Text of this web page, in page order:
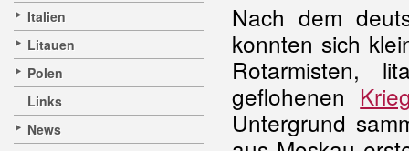
Italien
Litauen
Polen
Links
News
Nach dem
konnten sich
Rotarmisten,
geflohenen
Untergrund